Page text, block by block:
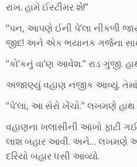
રાખ. હામે ઈસ્ટીમર શે!”
“પન, આપણે ઈની પે’લા નીકળી
જીદ! અને એક ભયાનક ગર્જના
“કો’કનું વા’ણ આવેશ.” રાડ ગુંજી.
અજાણ્યું વહાણ નજીક આવ્યું.
“પે’લા, આ સેરો ખેંચો.” લખમણે હાથ
વહાણના ખલાસીની આંખો ફાટી
લાશ બહાર આવી. અને… લખમણે
દરિયો બહાર ધસી આવ્યો.